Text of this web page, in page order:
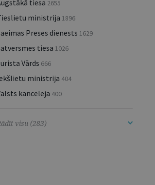
tiesa 2655
ministrija 1896
Preses dienests 1629
tiesa 1026
Vārds 666
ministrija 404
kanceleja 400
visu (283)